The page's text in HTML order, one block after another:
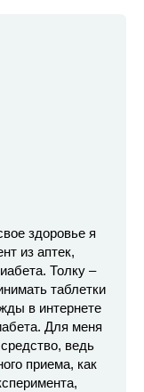
здоровье я
из аптек,
Толку –
таблетки
в интернете
Для меня
ведь
приема, как